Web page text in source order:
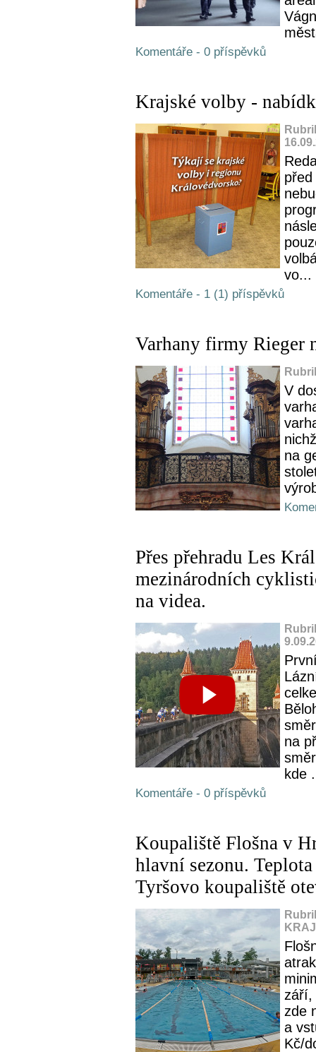
Komentáře - 0 příspěvků
Krajské volby -
vo...
Komentáře - 1 (1) příspěvků
Varhany firmy Rieger
V
na
Přes přehradu Les
mezinárodních
na videa.
na
kde
Komentáře - 0 příspěvků
Koupaliště Flošna v
hlavní sezonu.
Tyršovo koupaliště
září,
zde
a
Kč/